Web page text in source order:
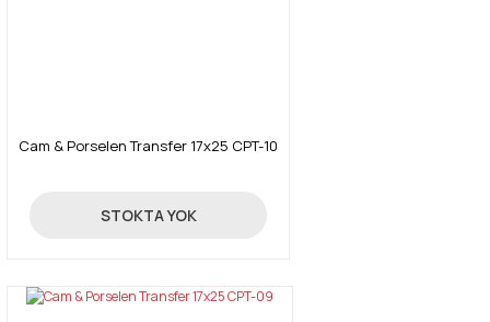
Cam & Porselen Transfer 17x25 CPT-10
4,26 TL
STOKTA YOK